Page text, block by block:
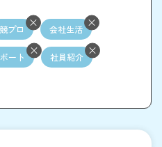
競プロ 会社生活
ート 社員紹介